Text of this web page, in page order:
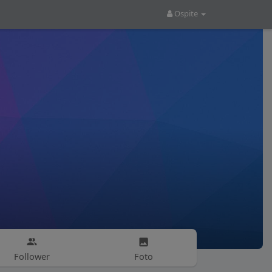
Ospite
Follower Foto